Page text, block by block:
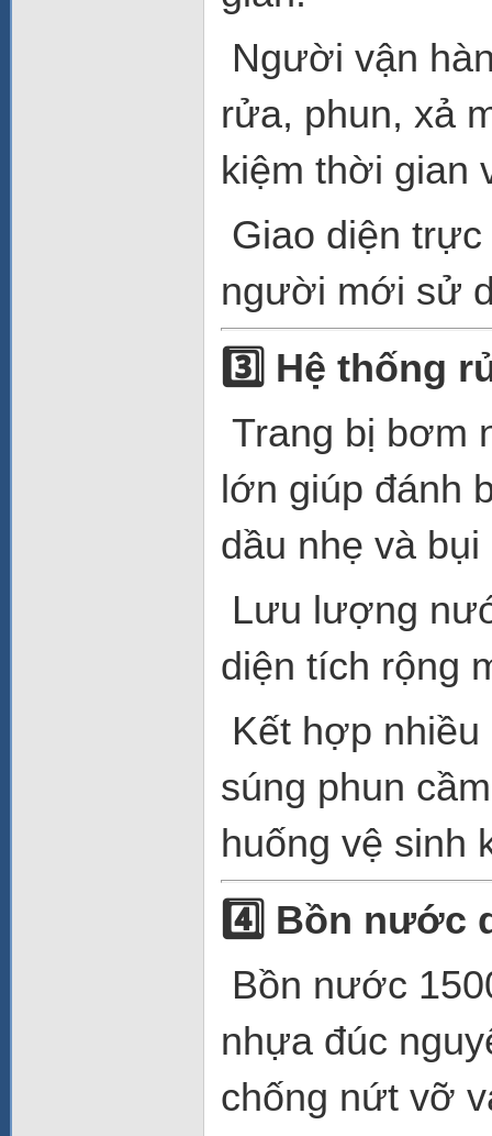
Người vận
rửa, phun, xả
kiệm thời gian
Giao diện
người mới sử
3️ Hệ thống
Trang bị bơm
lớn giúp đánh
dầu nhẹ và
Lưu lượng
diện tích rộng
Kết hợp
súng phun
huống vệ sinh
4️ Bồn nước
Bồn nước
nhựa đúc
chống nứt vỡ